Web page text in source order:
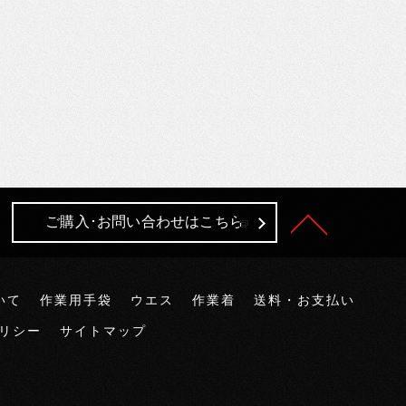
ご購入･お問い合わせはこちら
て 作業用手袋 ウエス 作業着 送料・お支払い
シー サイトマップ